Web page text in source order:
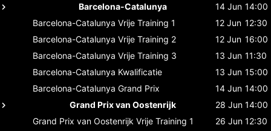
Barcelona-Catalunya
14 Jun 14:00
Barcelona-Catalunya Vrije Training 1 12 Jun 12:30
Barcelona-Catalunya Vrije Training 2 12 Jun 16:00
Barcelona-Catalunya Vrije Training 3 13 Jun 11:30
Barcelona-Catalunya Kwalificatie 13 Jun 15:00
Barcelona-Catalunya Grand Prix 14 Jun 14:00
Grand Prix van Oostenrijk
28 Jun 14:00
Grand Prix van Oostenrijk Vrije Training 1 26 Jun 12:30